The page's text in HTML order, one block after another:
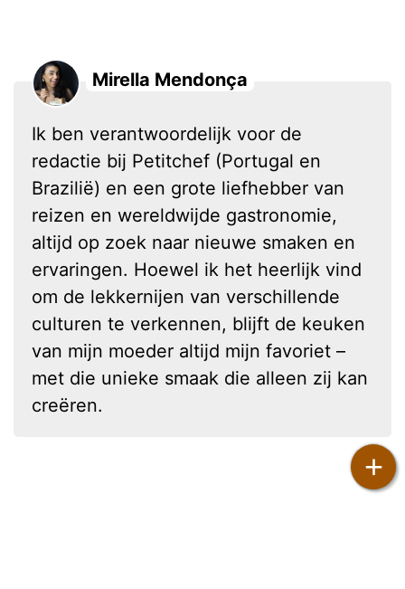
Mirella Mendonça
Ik ben verantwoordelijk voor de
redactie bij Petitchef (Portugal en
Brazilië) en een grote liefhebber van
reizen en wereldwijde gastronomie,
altijd op zoek naar nieuwe smaken en
ervaringen. Hoewel ik het heerlijk vind
om de lekkernijen van verschillende
culturen te verkennen, blijft de keuken
van mijn moeder altijd mijn favoriet –
met die unieke smaak die alleen zij kan
creëren.
+